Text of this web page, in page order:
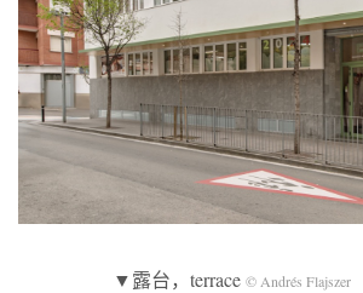
▼露台，terrace © Andrés Flajszer